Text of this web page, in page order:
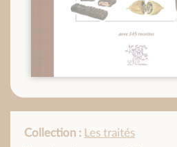
Collection : Les traités